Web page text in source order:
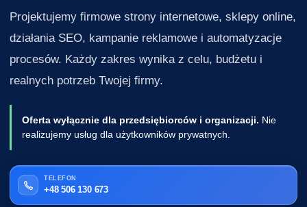
Projektujemy firmowe strony internetowe, sklepy online,
działania SEO, kampanie reklamowe i automatyzacje
procesów. Każdy zakres wynika z celu, budżetu i
realnych potrzeb Twojej firmy.
Oferta wyłącznie dla przedsiębiorców i organizacji. Nie
realizujemy usług dla użytkowników prywatnych.
TELEFON
+48 506 130 673